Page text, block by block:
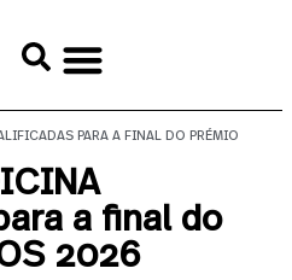
PARA A FINAL DO PRÉMIO
a final do
2026